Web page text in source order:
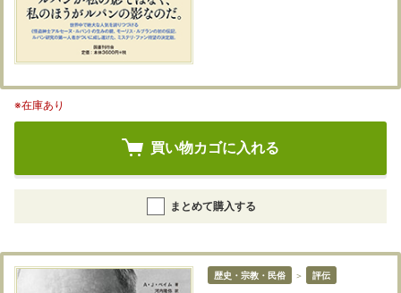
※在庫あり
買い物カゴに入れる
まとめて購入する
歴史・宗教・民俗 ＞ 評伝